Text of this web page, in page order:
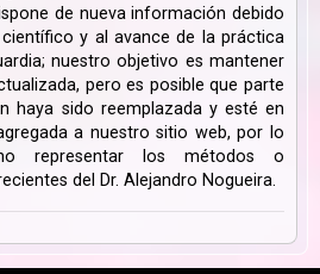
de nueva información debido
y al avance de la práctica
nuestro objetivo es mantener
pero es posible que parte
haya sido reemplazada y esté en
a nuestro sitio web, por lo
representar los métodos o
del Dr. Alejandro Nogueira.